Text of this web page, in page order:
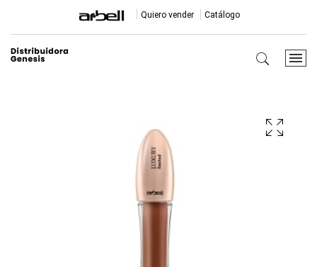
Quiero vender Catálogo